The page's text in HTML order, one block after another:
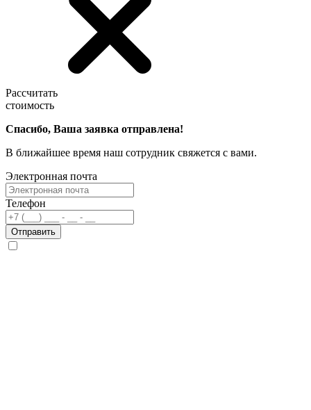
Рассчитать
стоимость
Спасибо, Ваша заявка отправлена!
В ближайшее время наш сотрудник свяжется с вами.
Электронная почта
Телефон
Отправить